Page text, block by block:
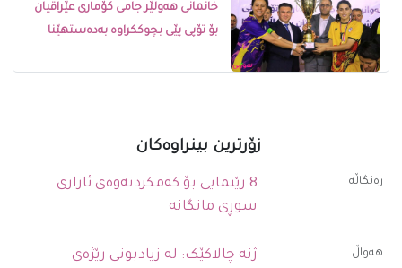
خانمانی هەولێر جامی کۆماری عێراقیان
بۆ تۆپی پێی بچوککراوە بەدەستهێنا
زۆرترین بینراوەکان
رەنگاڵە
8 رێنمایی بۆ کەمکردنەوەی ئازاری
سوڕی مانگانە
ھەواڵ
ژنە چالاکێک: لە زیادبونی رێژەی